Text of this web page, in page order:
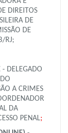
DIREITOS
DE
DE
RJ;
- DELEGADO
A CRIMES
DA
PENAL;